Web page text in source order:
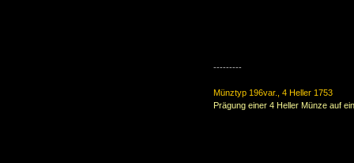
---------
Münztyp 196var., 4 Heller 1753
Prägung einer 4 Heller Münze auf